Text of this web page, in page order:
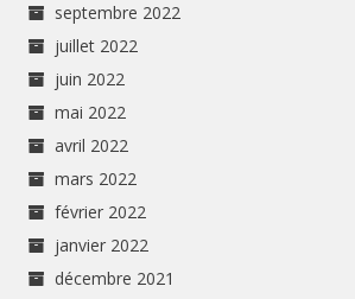
septembre 2022
juillet 2022
juin 2022
mai 2022
avril 2022
mars 2022
février 2022
janvier 2022
décembre 2021